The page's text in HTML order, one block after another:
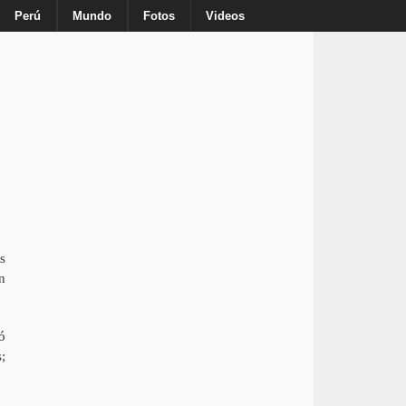
Inicio Nosotros Anuncie
Perú Mundo Fotos Videos